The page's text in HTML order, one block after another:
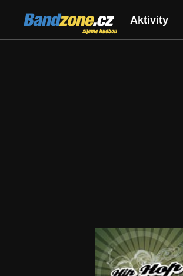
Bandzone.cz
žijeme hudbou
Aktivity